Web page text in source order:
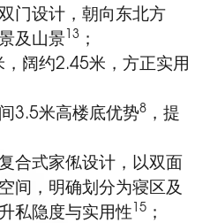
门设计，朝向东北方
及山景13 ；
阔约2.45米，方正实用
3.5米高楼底优势8 ，提
合式家俬设计，以双面
间，明确划分为寝区及
私隐度与实用性15 ；